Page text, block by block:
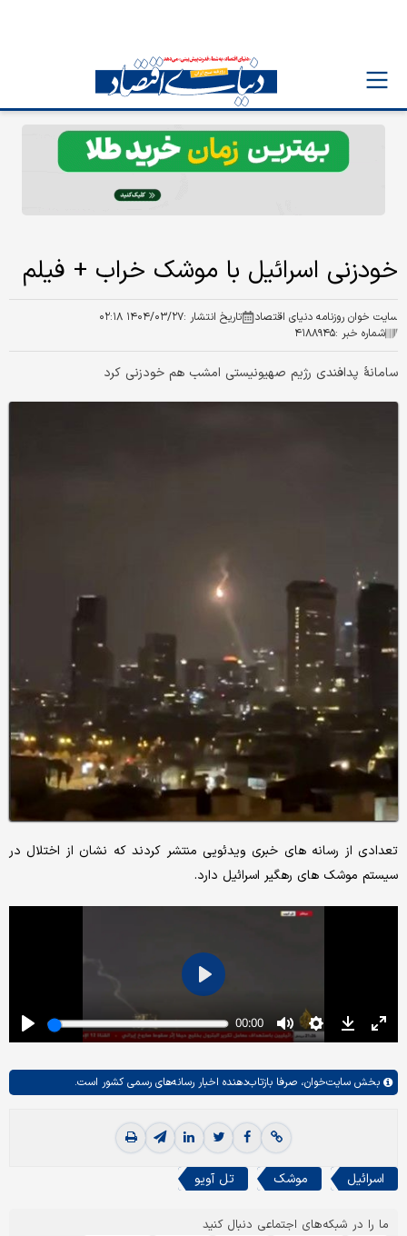
خودزنی اسرائیل با موشک خراب + فیلم
سایت خوان روزنامه دنیای اقتصاد تاریخ انتشار :۱۴۰۴/۰۳/۲۷ ۰۲:۱۸
شماره خبر :۴۱۸۸۹۴۵
سامانۀ پدافندی رژیم صهیونیستی امشب هم خودزنی کرد
تعدادی از رسانه های خبری ویدئویی منتشر کردند که نشان از اختلال در
سیستم موشک های رهگیر اسرائیل دارد.
بخش سایت‌خوان، صرفا بازتاب‌دهنده اخبار رسانه‌های رسمی کشور است.
اسرائیل موشک تل آویو
ما را در شبکه‌های اجتماعی دنبال کنید